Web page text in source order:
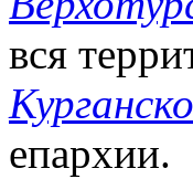
вся
епархии.